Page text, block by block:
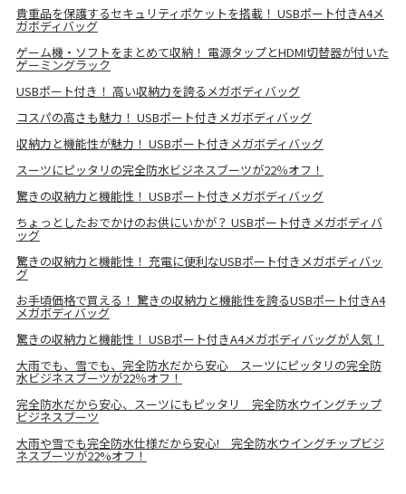
貴重品を保護するセキュリティポケットを搭載！ USBポート付きA4メ
ガボディバッグ
ゲーム機・ソフトをまとめて収納！ 電源タップとHDMI切替器が付いた
ゲーミングラック
USBポート付き！ 高い収納力を誇るメガボディバッグ
コスパの高さも魅力！ USBポート付きメガボディバッグ
収納力と機能性が魅力！ USBポート付きメガボディバッグ
スーツにピッタリの完全防水ビジネスブーツが22％オフ！
驚きの収納力と機能性！ USBポート付きメガボディバッグ
ちょっとしたおでかけのお供にいかが？ USBポート付きメガボディバ
ッグ
驚きの収納力と機能性！ 充電に便利なUSBポート付きメガボディバッ
グ
お手頃価格で買える！ 驚きの収納力と機能性を誇るUSBポート付きA4
メガボディバッグ
驚きの収納力と機能性！ USBポート付きA4メガボディバッグが人気！
大雨でも、雪でも、完全防水だから安心 スーツにピッタリの完全防
水ビジネスブーツが22％オフ！
完全防水だから安心、スーツにもピッタリ 完全防水ウイングチップ
ビジネスブーツ
大雨や雪でも完全防水仕様だから安心! 完全防水ウイングチップビジ
ネスブーツが22%オフ！